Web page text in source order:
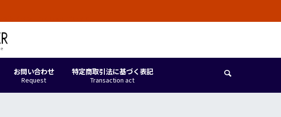
お問い合わせ
Request
特定商取引法に基づく表記
Transaction act
